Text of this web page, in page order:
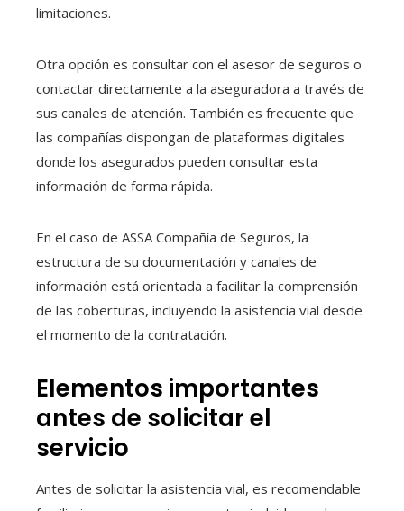
limitaciones.
Otra opción es consultar con el asesor de seguros o
contactar directamente a la aseguradora a través de
sus canales de atención. También es frecuente que
las compañías dispongan de plataformas digitales
donde los asegurados pueden consultar esta
información de forma rápida.
En el caso de ASSA Compañía de Seguros, la
estructura de su documentación y canales de
información está orientada a facilitar la comprensión
de las coberturas, incluyendo la asistencia vial desde
el momento de la contratación.
Elementos importantes
antes de solicitar el
servicio
Antes de solicitar la asistencia vial, es recomendable